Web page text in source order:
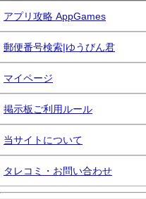
アプリ攻略 AppGames
郵便番号検索|ゆうびん君
マイページ
掲示板ご利用ルール
当サイトについて
タレコミ・お問い合わせ